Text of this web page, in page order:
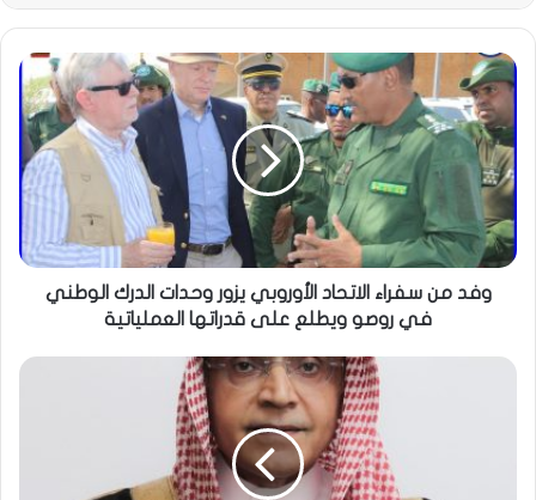
وفد من سفراء الاتحاد الأوروبي يزور وحدات الدرك الوطني
في روصو ويطلع على قدراتها العملياتية